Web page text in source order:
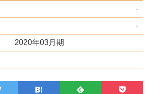
-
-
2020年03月期
Twitter